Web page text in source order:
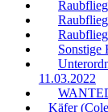
Sonstige
11.03.2022
Käfer